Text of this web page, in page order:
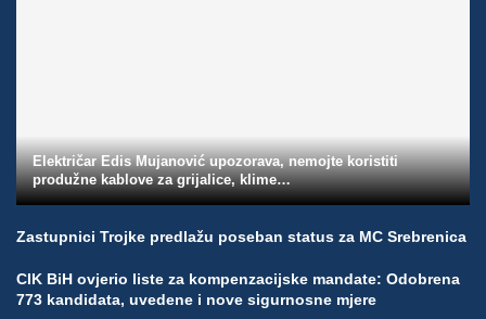
Električar Edis Mujanović upozorava, nemojte koristiti
produžne kablove za grijalice, klime…
Zastupnici Trojke predlažu poseban status za MC Srebrenica
CIK BiH ovjerio liste za kompenzacijske mandate: Odobrena
773 kandidata, uvedene i nove sigurnosne mjere